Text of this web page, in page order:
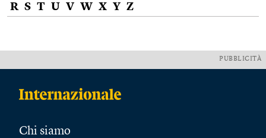
R S T U V W X Y Z
PUBBLICITÀ
Chi siamo